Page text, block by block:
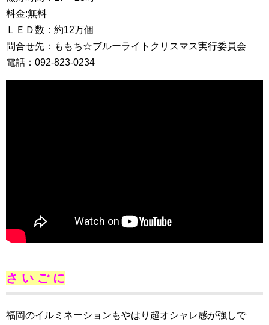
料金:無料
ＬＥＤ数：約12万個
問合せ先：ももち☆ブルーライトクリスマス実行委員会
電話：092‐823‐0234
さ い ご に
福岡のイルミネーションもやはり超オシャレ感が強しで